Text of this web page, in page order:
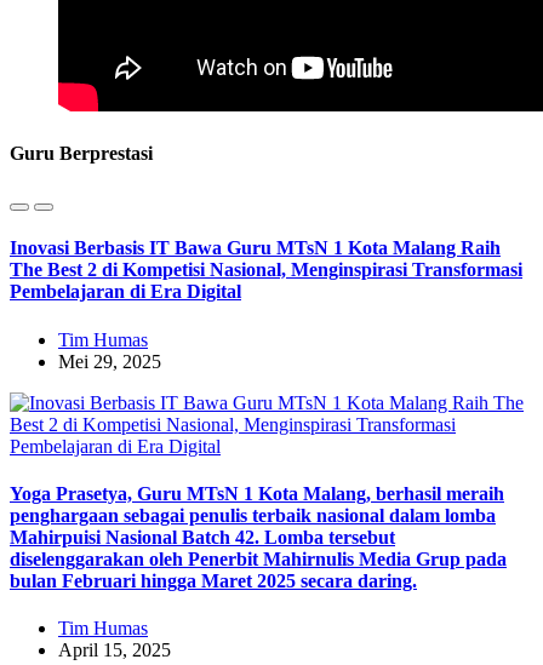
Guru Berprestasi
Inovasi Berbasis IT Bawa Guru MTsN 1 Kota Malang Raih
The Best 2 di Kompetisi Nasional, Menginspirasi Transformasi
Pembelajaran di Era Digital
Tim Humas
Mei 29, 2025
Yoga Prasetya, Guru MTsN 1 Kota Malang, berhasil meraih
penghargaan sebagai penulis terbaik nasional dalam lomba
Mahirpuisi Nasional Batch 42. Lomba tersebut
diselenggarakan oleh Penerbit Mahirnulis Media Grup pada
bulan Februari hingga Maret 2025 secara daring.
Tim Humas
April 15, 2025